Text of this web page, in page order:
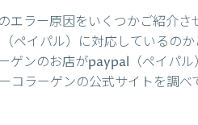
エラー原因をいくつかご紹介
ペイパル）に対応しているの
ゲンのお店がpaypal（ペイパ
コラーゲンの公式サイトを調べ